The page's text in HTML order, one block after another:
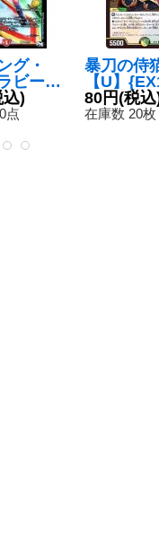
グ・
ビート
Y1
)
点
暴刀の侍
【U】
84}《多》
80円(税込
在庫数 20枚